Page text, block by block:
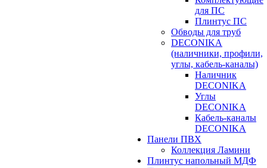
для ПС
Плинтус ПС
Обводы для труб
DECONIKA
(наличники, профили,
углы, кабель-каналы)
Наличник
DECONIKA
Углы
DECONIKA
Кабель-каналы
DECONIKA
Панели ПВХ
Коллекция Ламини
Плинтус напольный МДФ